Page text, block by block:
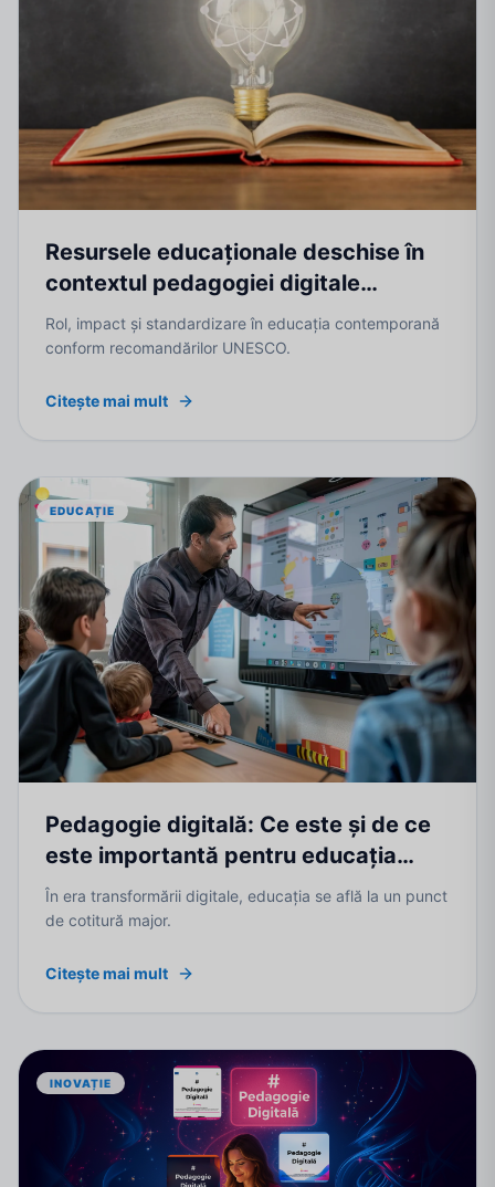
Resursele educaționale deschise în
contextul pedagogiei digitale
moderne
Rol, impact și standardizare în educația contemporană
conform recomandărilor UNESCO.
Citește mai mult
EDUCAȚIE
Pedagogie digitală: Ce este și de ce
este importantă pentru educația
modernă
În era transformării digitale, educația se află la un punct
de cotitură major.
Citește mai mult
INOVAȚIE